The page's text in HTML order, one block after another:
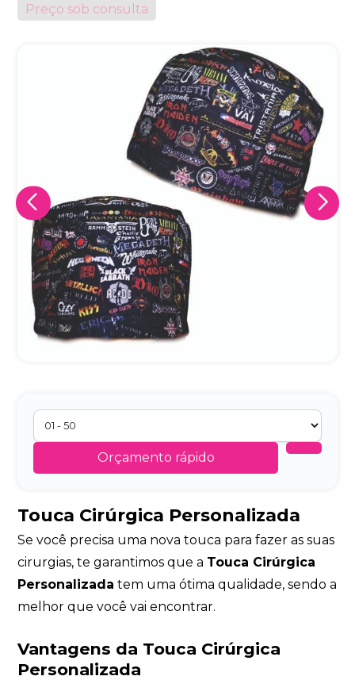
Preço sob consulta
Orçamento rápido
Touca Cirúrgica Personalizada
Se você precisa uma nova touca para fazer as suas
cirurgias, te garantimos que a Touca Cirúrgica
Personalizada tem uma ótima qualidade, sendo a
melhor que você vai encontrar.
Vantagens da Touca Cirúrgica
Personalizada
Eu concordo em receber comunicações.
A nossa empresa está comprometida a proteger e respeitar
sua privacidade, utilizaremos seus dados apenas para fins
de marketing. Você pode alterar suas preferências a
qualquer momento.
Iniciar conversa